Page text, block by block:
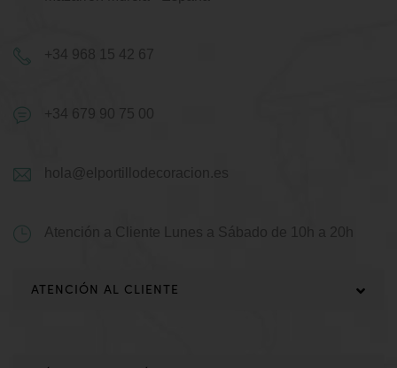
+34 968 15 42 67
+34 679 90 75 00
hola@elportillodecoracion.es
Atención a Cliente Lunes a Sábado de 10h a 20h
ATENCIÓN AL CLIENTE